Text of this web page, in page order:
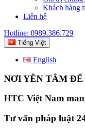
Khách hàng
Liên hệ
Hotline: 0989.386.729
Tiếng Việt
English
NƠI YÊN TÂM
HTC Việt Nam
Tư vấn pháp luật